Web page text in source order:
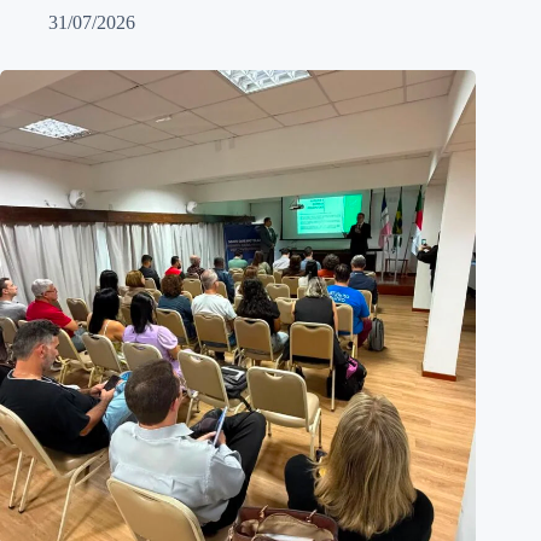
31/07/2026